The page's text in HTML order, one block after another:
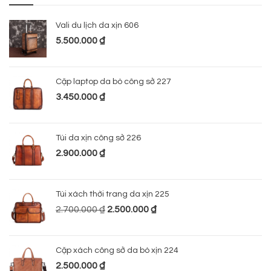
Vali du lịch da xịn 606
5.500.000₫
Cặp laptop da bò công sở 227
3.450.000₫
Túi da xịn công sở 226
2.900.000₫
Túi xách thời trang da xịn 225
2.700.000₫ 2.500.000₫
Cặp xách công sở da bò xịn 224
2.500.000₫